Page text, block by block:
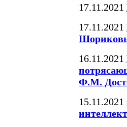
17.11.2021
17.11.2021
16.11.2021
Ф.М.
15.11.2021